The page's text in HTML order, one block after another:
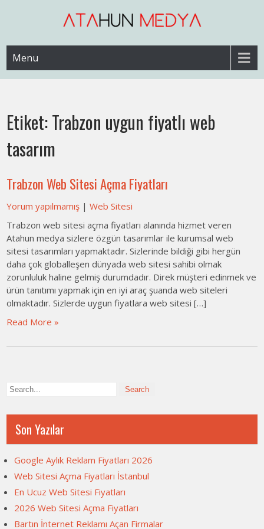
Web Sitesi Açma, İnternet Sitesi
Fiyatları
Menu
Etiket:Trabzon uygun fiyatlı web
tasarım
Trabzon Web Sitesi Açma Fiyatları
Yorum yapılmamış |Web Sitesi
Trabzon web sitesi açma fiyatları alanında hizmet veren
Atahun medya sizlere özgün tasarımlar ile kurumsal web
sitesi tasarımları yapmaktadır. Sizlerinde bildiği gibi hergün
daha çok globalleşen dünyada web sitesi sahibi olmak
zorunluluk haline gelmiş durumdadır. Direk müşteri edinmek ve
ürün tanıtımı yapmak için en iyi araç şuanda web siteleri
olmaktadır. Sizlerde uygun fiyatlara web sitesi […]
Read More »
Son Yazılar
Google Aylık Reklam Fiyatları 2026
Web Sitesi Açma Fiyatları İstanbul
En Ucuz Web Sitesi Fiyatları
2026 Web Sitesi Açma Fiyatları
Bartın İnternet Reklamı Açan Firmalar